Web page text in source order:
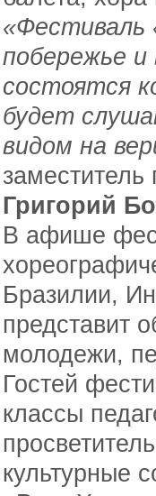
«Фестиваль
побережье
состоятся
будет
видом на
заместитель
Григорий
В афише
Бразилии,
представит
молодежи,
Гостей
классы
культурные